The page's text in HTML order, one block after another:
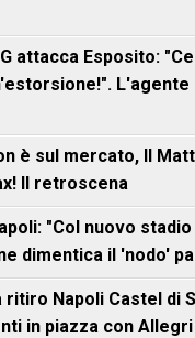
attacca Esposito:
L'agente
è sul mercato, Il
Il retroscena
"Col nuovo
dimentica il 'nodo'
ritiro Napoli Castel di
in piazza con